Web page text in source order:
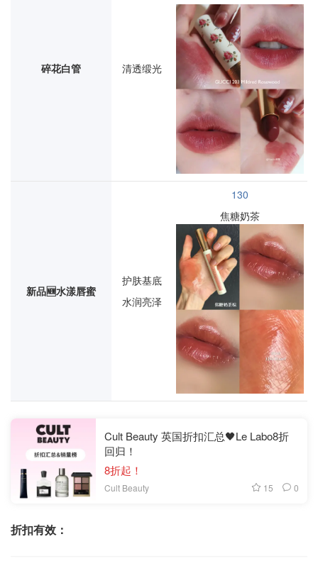
碎花白管 清透缎光
新品🆕水漾唇蜜
护肤基底
水润亮泽
130
焦糖奶茶
Cult Beauty 英国折扣汇总🖤Le Labo8折
回归！
8折起！
Cult Beauty 15 0
折扣有效：